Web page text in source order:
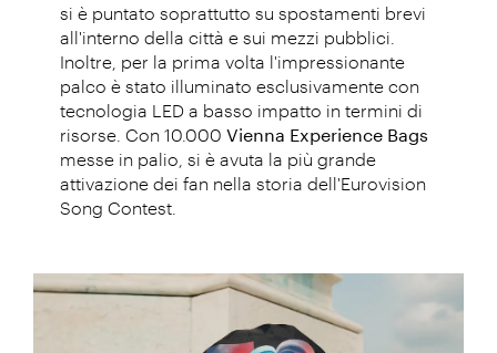
si è puntato soprattutto su spostamenti brevi
all'interno della città e sui mezzi pubblici.
Inoltre, per la prima volta l'impressionante
palco è stato illuminato esclusivamente con
tecnologia LED a basso impatto in termini di
risorse. Con 10.000 Vienna Experience Bags
messe in palio, si è avuta la più grande
attivazione dei fan nella storia dell'Eurovision
Song Contest.